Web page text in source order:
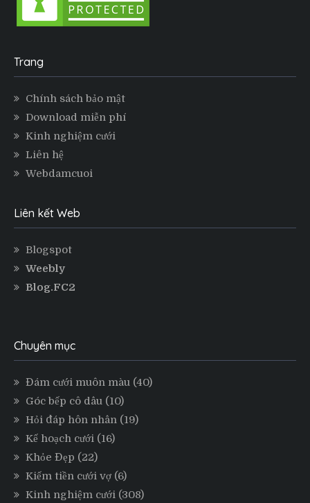
Trang
Chính sách bảo mật
Download miễn phí
Kinh nghiệm cưới
Liên hệ
Webdamcuoi
Liên kết Web
Blogspot
Weebly
Blog.FC2
Chuyên mục
Đám cưới muôn màu (40)
Góc bếp cô dâu (10)
Hỏi đáp hôn nhân (19)
Kế hoạch cưới (16)
Khỏe Đẹp (22)
Kiếm tiền cưới vợ (6)
Kinh nghiệm cưới (308)